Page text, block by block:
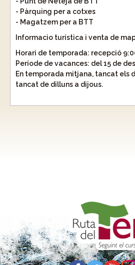
- Pàrquing per a cotxes
- Magatzem per a BTT
Informacio turística i venta de
Horari de temporada: recepció
Període de vacances: del 15 de
En temporada mitjana, tancat els
tancat de dilluns a dijous.